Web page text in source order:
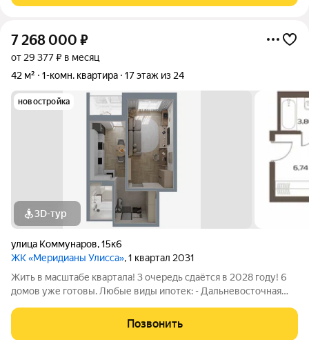
7 268 000 ₽
от 29 377 ₽ в месяц
42 м²
1-комн. квартира 17 этаж из 24
новостройка
3D-тур
улица Коммунаров,15к6
ЖК «Меридианы Улисса», 1 квартал 2031
Жить в масштабе квартала! 3 очередь сдаётся в 2028 году! 6
домов уже готовы. Любые виды ипотек: - Дальневосточная
образовательных и медицинских учреждений, участники СВО,
многодетные семьи) до 9
Позвонить